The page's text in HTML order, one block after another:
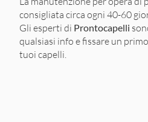
consigliata circa ogni 40-60
Gli esperti di Prontocapelli
qualsiasi info e fissare un primo
tuoi capelli.